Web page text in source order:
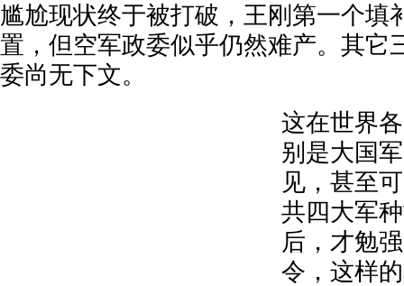
尴尬现状终于被打破，王刚第一个填
置，但空军政委似乎仍然难产。其它
委尚无下文。
这在世界
别是大国
见，甚至
共四大军
后，才勉
令，这样